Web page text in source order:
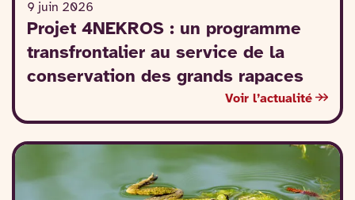
9 juin 2026
Projet 4NEKROS : un programme
transfrontalier au service de la
conservation des grands rapaces
Voir l’actualité